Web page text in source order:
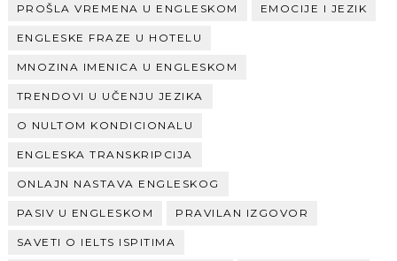
PROŠLA VREMENA U ENGLESKOM EMOCIJE I JEZIK
ENGLESKE FRAZE U HOTELU
MNOZINA IMENICA U ENGLESKOM
TRENDOVI U UČENJU JEZIKA
O NULTOM KONDICIONALU
ENGLESKA TRANSKRIPCIJA
ONLAJN NASTAVA ENGLESKOG
PASIV U ENGLESKOM PRAVILAN IZGOVOR
SAVETI O IELTS ISPITIMA